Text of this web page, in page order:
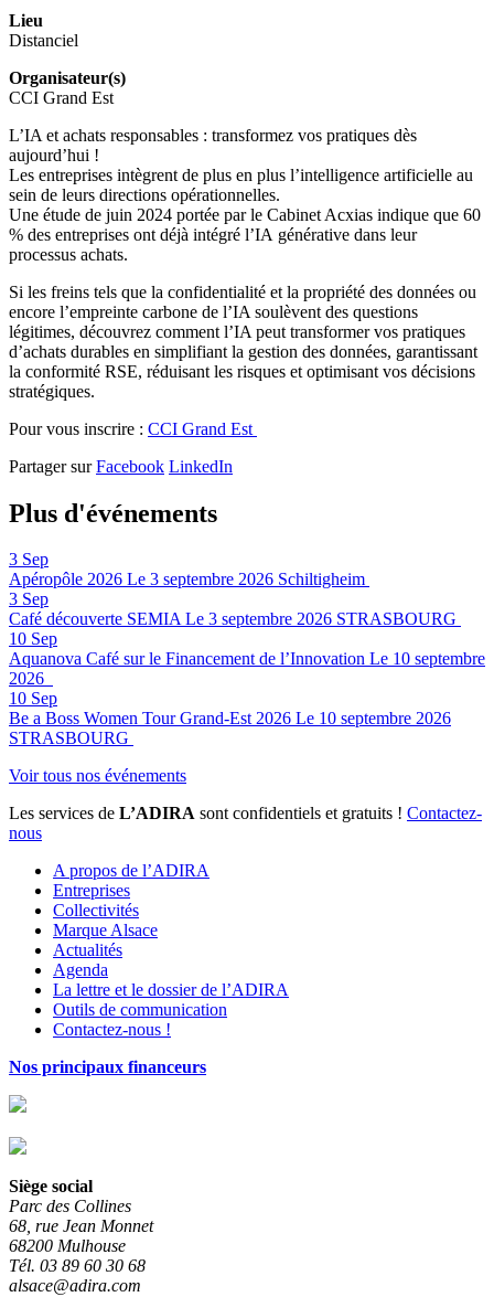
Lieu
Distanciel
Organisateur(s)
CCI Grand Est
L’IA et achats responsables : transformez vos pratiques dès
aujourd’hui !
Les entreprises intègrent de plus en plus l’intelligence artificielle au
sein de leurs directions opérationnelles.
Une étude de juin 2024 portée par le Cabinet Acxias indique que 60
% des entreprises ont déjà intégré l’IA générative dans leur
processus achats.
Si les freins tels que la confidentialité et la propriété des données ou
encore l’empreinte carbone de l’IA soulèvent des questions
légitimes, découvrez comment l’IA peut transformer vos pratiques
d’achats durables en simplifiant la gestion des données, garantissant
la conformité RSE, réduisant les risques et optimisant vos décisions
stratégiques.
Pour vous inscrire : CCI Grand Est
Partager sur Facebook LinkedIn
Plus d'événements
3 Sep
Apéropôle 2026 Le 3 septembre 2026 Schiltigheim
3 Sep
Café découverte SEMIALe 3 septembre 2026 STRASBOURG
10 Sep
Aquanova Café sur le Financement de l’Innovation Le 10 septembre
2026
10 Sep
Be a Boss Women Tour Grand-Est 2026 Le 10 septembre 2026
STRASBOURG
Voir tous nos événements
Les services de L’ADIRA sont confidentiels et gratuits ! Contactez-
nous
A propos de l’ADIRA
Entreprises
Collectivités
Marque Alsace
Actualités
Agenda
La lettre et le dossier de l’ADIRA
Outils de communication
Contactez-nous !
Nos principaux financeurs
Siège social
Parc des Collines
68, rue Jean Monnet
68200 Mulhouse
Tél. 03 89 60 30 68
alsace@adira.com